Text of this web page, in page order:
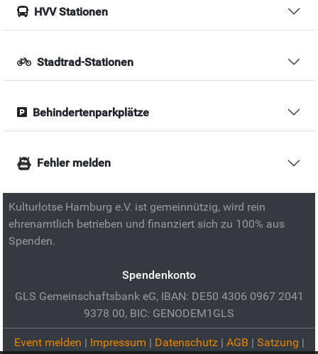
HVV Stationen
Stadtrad-Stationen
Behindertenparkplätze
Fehler melden
Kulturlotse Hamburg e.V. ist gemeinnützig, wird rein
ehrenamtlich betrieben und finanziert sich zu 100% aus
Spenden.
Spendenkonto
GLS Gemeinschaftsbank eG, IBAN: DE50 4306 0967 2041
9378 00, BIC: GENODEM1GLS
Event melden | Impressum | Datenschutz| AGB | Satzung |